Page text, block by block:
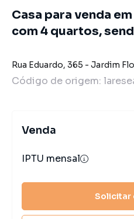
Casa para venda
com 4 quartos,
Rua Eduardo, 365 - Jardim
Código de origem:
Venda
IPTU mensal
Solicitar